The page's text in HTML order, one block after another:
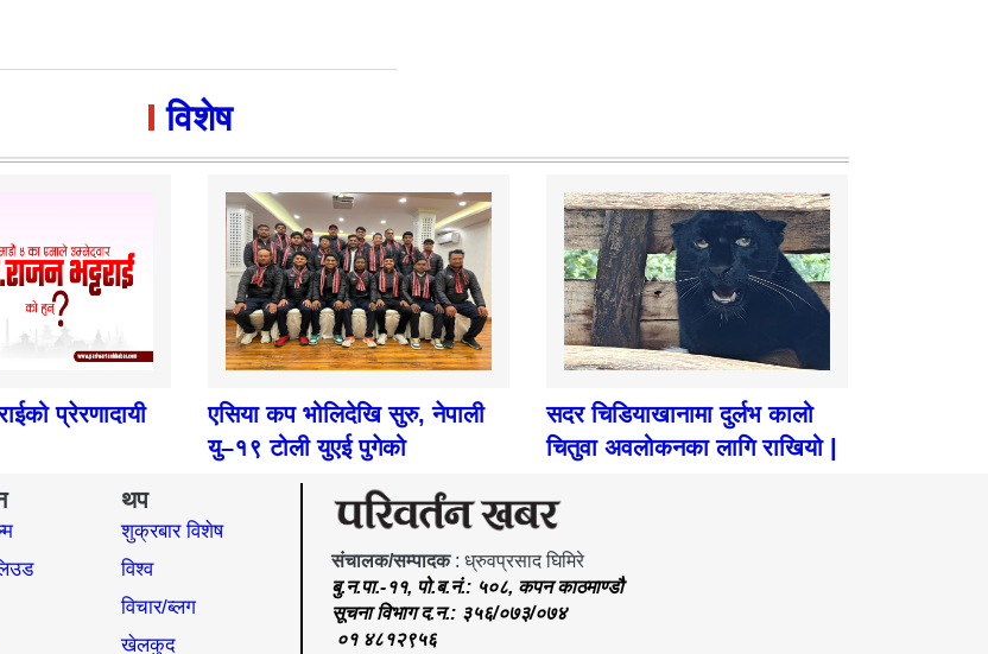
विशेष
प्रेरणादायी
एसिया कप भोलिदेखि सुरु, नेपाली
यु–१९ टोली युएई पुगेको
सदर चिडियाखानामा दुर्लभ कालो
चितुवा अवलोकनका लागि राखियो |
थप
शुक्रबार विशेष
विश्व
विचार/ब्लग
खेलकुद
संचालक/सम्पादक: ध्रुवप्रसाद घिमिरे
बु.न.पा.-११, पो.ब.नं.: ५०८, कपन काठमाण्डौ
सूचना विभाग द.न.: ३५६/०७३/०७४
०१ ४८१२९५६